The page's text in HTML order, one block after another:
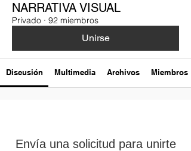
NARRATIVA VISUAL
Privado · 92 miembros
Unirse
Discusión Multimedia Archivos Miembros
Envía una solicitud para unirte